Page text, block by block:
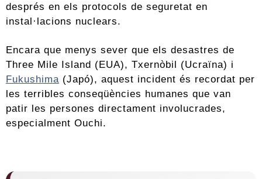
després en els protocols de seguretat en
instal·lacions nuclears.
Encara que menys sever que els desastres de
Three Mile Island (EUA), Txernòbil (Ucraïna) i
Fukushima (Japó), aquest incident és recordat per
les terribles conseqüències humanes que van
patir les persones directament involucrades,
especialment Ouchi.